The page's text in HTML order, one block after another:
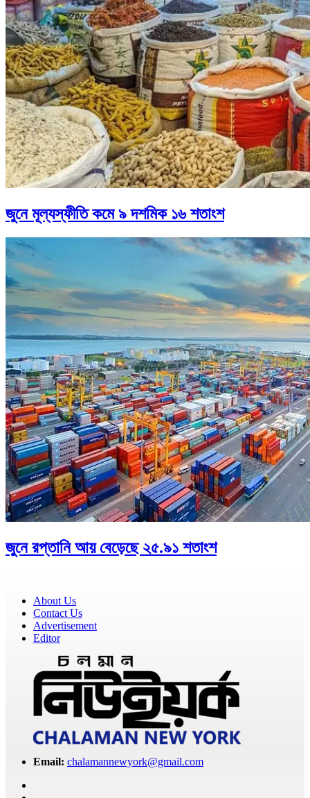
জুনে মূল্যস্ফীতি কমে ৯ দশমিক ১৬ শতাংশ
জুনে রপ্তানি আয় বেড়েছে ২৫.৯১ শতাংশ
About Us
Contact Us
Advertisement
Editor
Email: chalamannewyork@gmail.com